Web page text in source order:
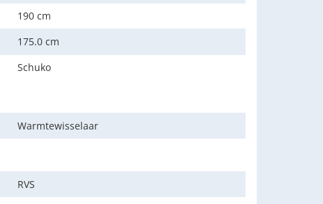
190 cm
175.0 cm
Schuko
Warmtewisselaar
RVS